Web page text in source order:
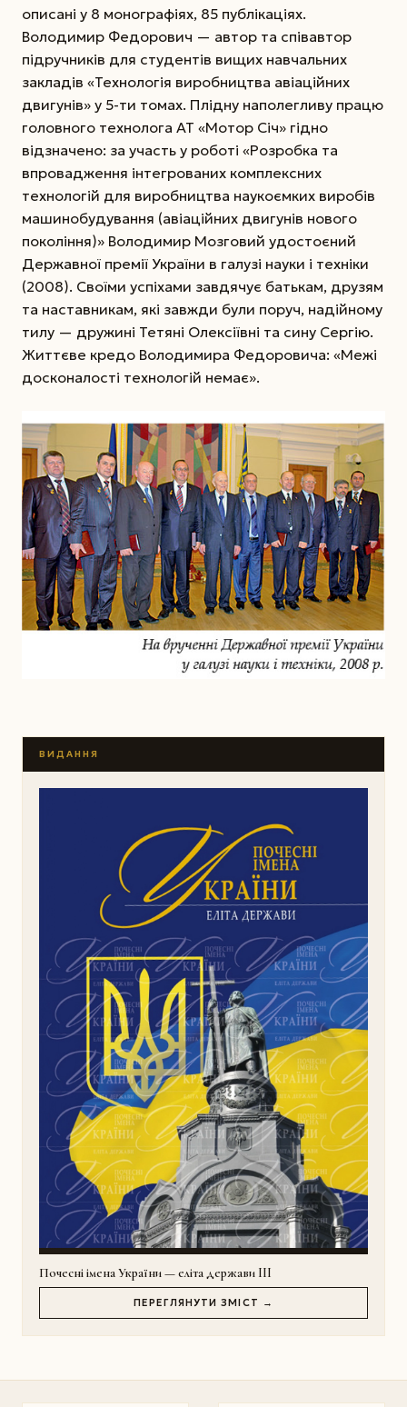
описані у 8 монографіях, 85 публікаціях.
Володимир Федорович — автор та співавтор
підручників для студентів вищих навчальних
закладів «Технологія виробництва авіаційних
двигунів» у 5-ти томах. Плідну наполегливу працю
головного технолога АТ «Мотор Січ» гідно
відзначено: за участь у роботі «Розробка та
впровадження інтегрованих комплексних
технологій для виробництва наукоємких виробів
машинобудування (авіаційних двигунів нового
покоління)» Володимир Мозговий удостоєний
Державної премії України в галузі науки і техніки
(2008). Своїми успіхами завдячує батькам, друзям
та наставникам, які завжди були поруч, надійному
тилу — дружині Тетяні Олексіївні та сину Сергію.
Життєве кредо Володимира Федоровича: «Межі
досконалості технологій немає».
ВИДАННЯ
Почесні імена України — еліта держави III
ПЕРЕГЛЯНУТИ ЗМІСТ →